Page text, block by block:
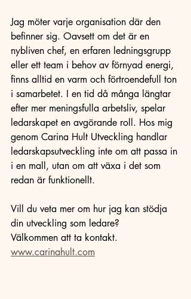
Jag möter varje organisation där den
befinner sig. Oavsett om det är en
nybliven chef, en erfaren ledningsgrupp
eller ett team i behov av förnyad energi,
finns alltid en varm och förtroendefull ton
i samarbetet. I en tid då många längtar
efter mer meningsfulla arbetsliv, spelar
ledarskapet en avgörande roll. Hos mig
genom Carina Hult Utveckling handlar
ledarskapsutveckling inte om att passa in
i en mall, utan om att växa i det som
redan är funktionellt.
Vill du veta mer om hur jag kan stödja
din utveckling som ledare?
Välkommen att ta kontakt.
www.carinahult.com